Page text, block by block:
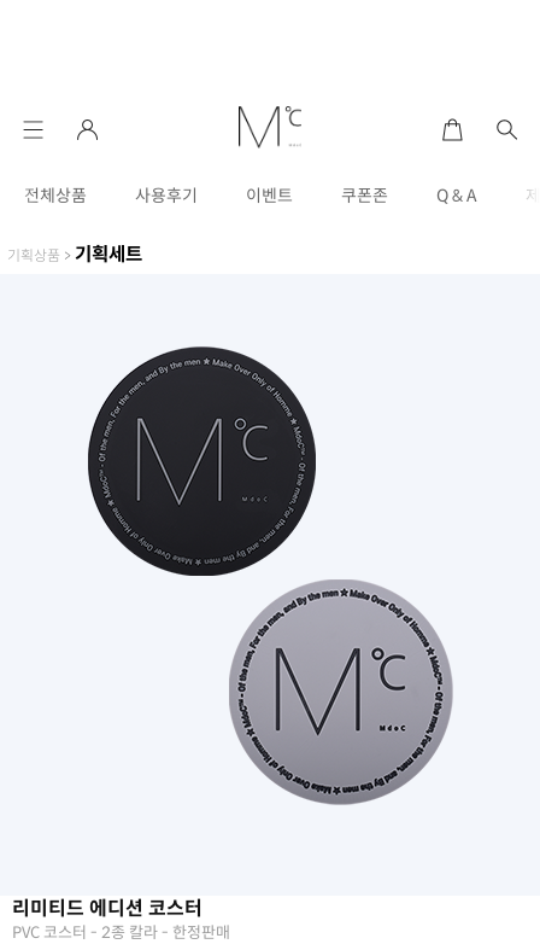
전체상품 사용후기 이벤트 쿠폰존 Q & A
기획상품 > 기획세트
리미티드 에디션 코스터
PVC 코스터 - 2종 칼라 - 한정판매